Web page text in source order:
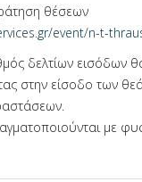
θέσεων
event/n-t-
δελτίων εισόδων
στην είσοδο των
με